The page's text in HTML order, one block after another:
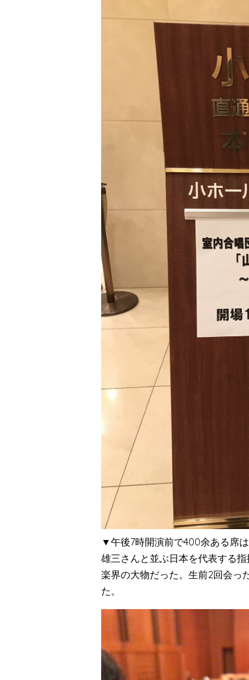
▼午後7時開演前で400余ある席
雄三さんと並ぶ日本を代表する
楽界の大物だった。生前2回会っ
た。